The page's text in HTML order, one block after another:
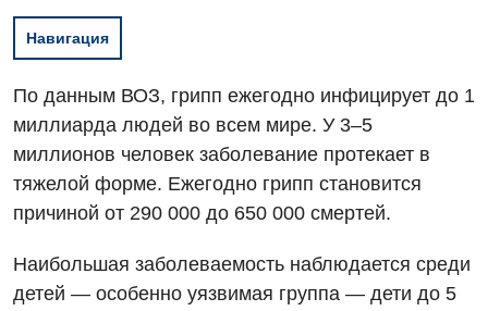
Навигация
По данным ВОЗ, грипп ежегодно инфицирует до 1
миллиарда людей во всем мире. У 3–5
миллионов человек заболевание протекает в
тяжелой форме. Ежегодно грипп становится
причиной от 290 000 до 650 000 смертей.
Наибольшая заболеваемость наблюдается среди
детей — особенно уязвимая группа — дети до 5